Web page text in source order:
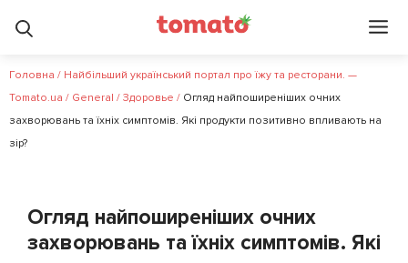
Головна / Найбільший український портал про їжу та ресторани. —
Tomato.ua / General / Здоровье / Огляд найпоширеніших очних
захворювань та їхніх симптомів. Які продукти позитивно впливають на
зір?
Огляд найпоширеніших очних
захворювань та їхніх симптомів. Які